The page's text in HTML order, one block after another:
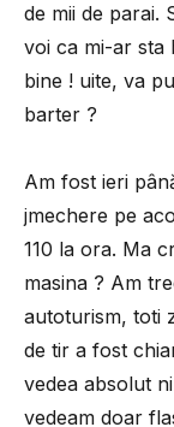
de mii de parai.
voi ca mi-ar sta
bine ! uite, va
barter ?
Am fost ieri
jmechere pe
110 la ora. Ma
masina ? Am
autoturism, toti
de tir a fost
vedea absolut
vedeam doar